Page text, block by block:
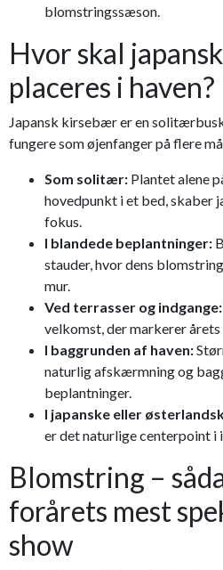
blomstringssæson.
Hvor skal
placeres i haven?
Japansk kirsebær er en
fungere som øjenfanger på flere
Som solitær: Plantet alene
hovedpunkt i et bed, skaber
fokus.
I blandede beplantninger:
stauder, hvor dens
mur.
Ved terrasser og indgange:
velkomst, der markerer
I baggrunden af haven:
naturlig afskærmning og
beplantninger.
I japanske eller
er det naturlige centerpoint i
Blomstring –
forårets mest
show